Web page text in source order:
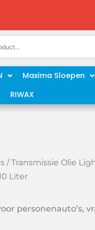
Maxima Sloepen
RIWAX
/ Transmissie Olie
Liter
personenauto’s,